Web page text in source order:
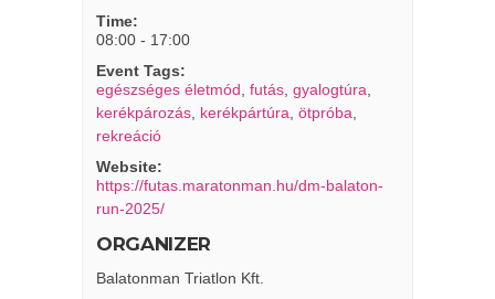
Time:
08:00 - 17:00
Event Tags:
egészséges életmód futás, gyalogtúra
kerékpározás, kerékpártúra ötpróba
rekreáció
Website:
https://futas.maratonman.hu/dm-balaton-
run-2025/
ORGANIZER
Balatonman Triatlon Kft.